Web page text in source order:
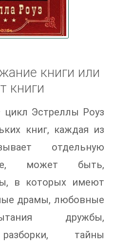
книги или
книги
Эстреллы Роуз
книг, каждая из
отдельную
может быть,
в которых имеют
драмы, любовные
дружбы,
тайны